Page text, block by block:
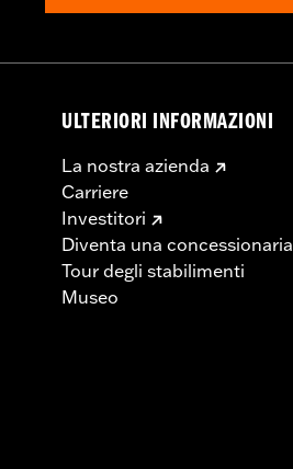
ULTERIORI INFORMAZIONI
La nostra azienda
Carriere
Investitori
Diventa una concessionaria
Tour degli stabilimenti
Museo